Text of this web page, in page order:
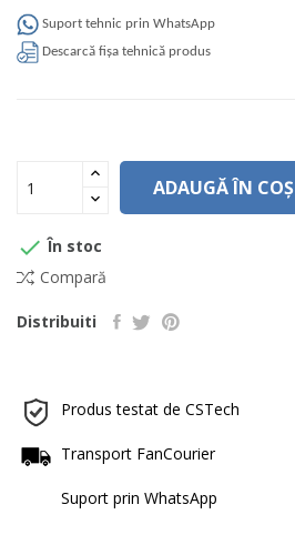
Suport tehnic prin WhatsApp
Descarcă fișa tehnică produs
ADAUGĂ ÎN COȘ
 În stoc
Compară
Distribuiti
Produs testat de CSTech
Transport FanCourier
Suport prin WhatsApp